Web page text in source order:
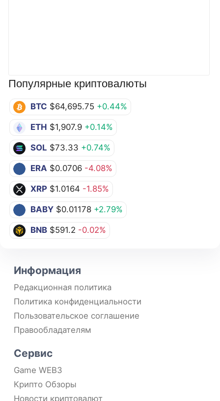
Популярные криптовалюты
BTC $64,695.75 +0.44%
ETH $1,907.9 +0.14%
SOL $73.33 +0.74%
ERA $0.0706 -4.08%
XRP $1.0164 -1.85%
BABY $0.01178 +2.79%
BNB $591.2 -0.02%
Информация
Редакционная политика
Политика конфиденциальности
Пользовательское соглашение
Правообладателям
Сервис
Game WEB3
Крипто Обзоры
Новости криптовалют